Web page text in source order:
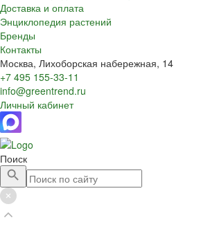
Доставка и оплата
Энциклопедия растений
Бренды
Контакты
Москва, Лихоборская набережная, 14
+7 495 155-33-11
info@greentrend.ru
Личный кабинет
Поиск